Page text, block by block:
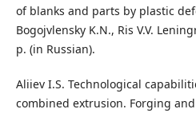
of blanks and parts by plastic
Bogojvlensky K.N., Ris V.V.
p. (in Russian).
Aliiev I.S. Technological
combined extrusion. Forging